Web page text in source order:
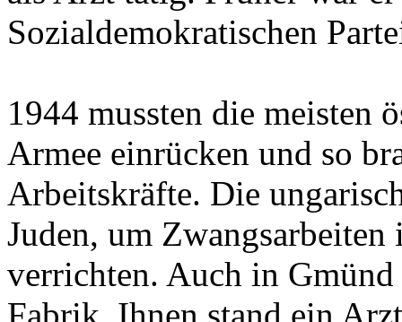
Sozialdemokratischen
1944 mussten die meisten
Armee einrücken und so
Arbeitskräfte. Die
Juden, um
verrichten. Auch in
Fabrik. Ihnen stand ein